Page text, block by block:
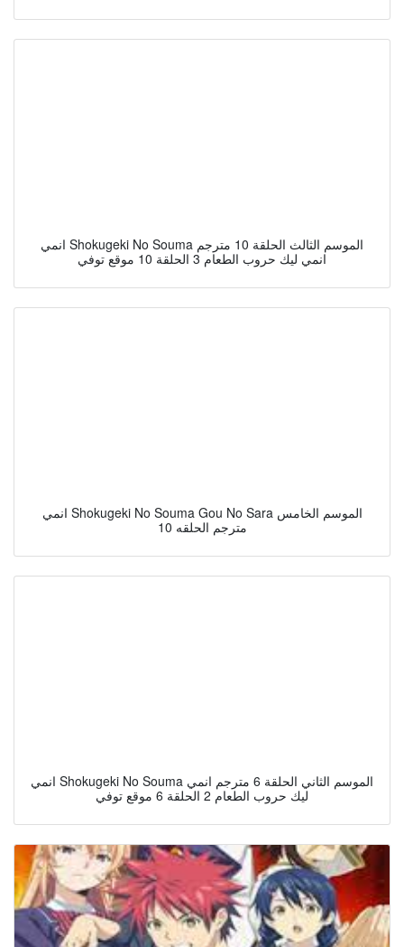
انمي Shokugeki No Souma الموسم الثالث الحلقة 10 مترجم
انمي ليك حروب الطعام 3 الحلقة 10 موقع توفي
انمي Shokugeki No Souma Gou No Sara الموسم الخامس
مترجم الحلقه 10
انمي Shokugeki No Souma الموسم الثاني الحلقة 6 مترجم انمي
ليك حروب الطعام 2 الحلقة 6 موقع توفي